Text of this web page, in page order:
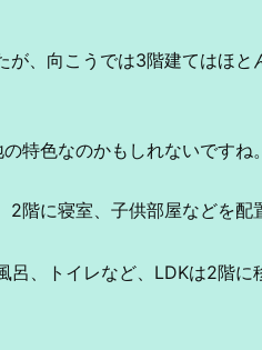
、向こうでは3階建てはほと
特色なのかもしれないですね。
階に寝室、子供部屋などを配
、トイレなど、LDKは2階に